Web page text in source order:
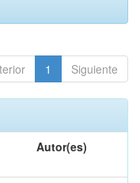
1 Siguiente
Autor(es)